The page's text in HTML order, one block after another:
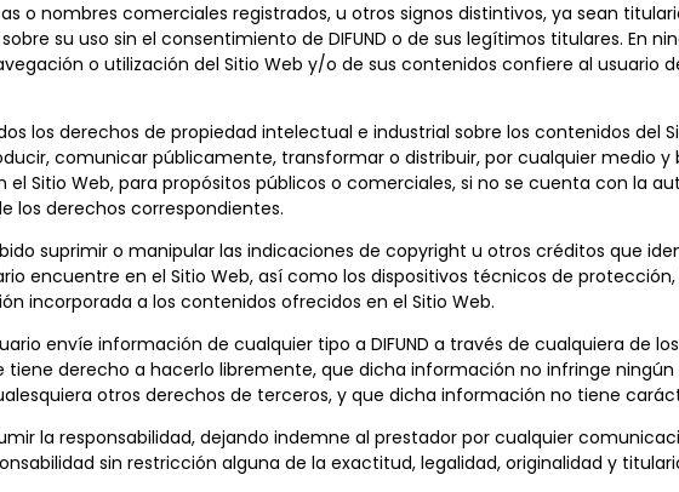
o nombres comerciales registrados, u otros signos distintivos, ya sean
su uso sin el consentimiento de DIFUND o de sus legítimos titulares. En
o utilización del Sitio Web y/o de sus contenidos confiere al usuario
los derechos de propiedad intelectual e industrial sobre los contenidos del
comunicar públicamente, transformar o distribuir, por cualquier medio
Sitio Web, para propósitos públicos o comerciales, si no se cuenta con la
los derechos correspondientes.
suprimir o manipular las indicaciones de copyright u otros créditos que
encuentre en el Sitio Web, así como los dispositivos técnicos de
incorporada a los contenidos ofrecidos en el Sitio Web.
envíe información de cualquier tipo a DIFUND a través de cualquiera de
tiene derecho a hacerlo libremente, que dicha información no infringe
otros derechos de terceros, y que dicha información no tiene
la responsabilidad, dejando indemne al prestador por cualquier
sin restricción alguna de la exactitud, legalidad, originalidad y